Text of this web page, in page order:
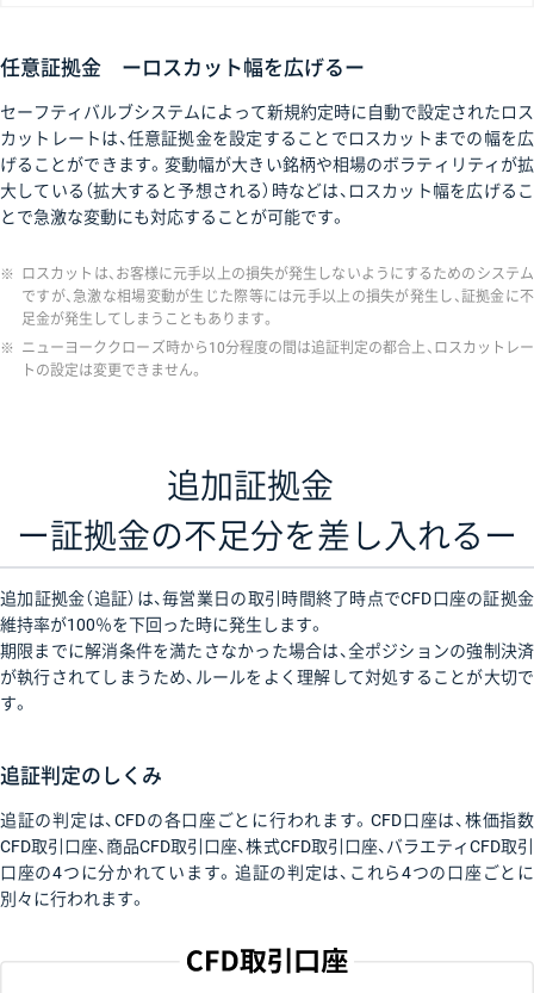
任意証拠金 ーロスカット幅を広げるー
セーフティバルブシステムによって新規約定時に自動で設定されたロス
カットレートは、任意証拠金を設定することでロスカットまでの幅を広
げることができます。変動幅が大きい銘柄や相場のボラティリティが拡
大している（拡大すると予想される）時などは、ロスカット幅を広げるこ
とで急激な変動にも対応することが可能です。
※
ロスカットは、お客様に元手以上の損失が発生しないようにするためのシステム
ですが、急激な相場変動が生じた際等には元手以上の損失が発生し、証拠金に不
足金が発生してしまうこともあります。
※ ニューヨーククローズ時から10分程度の間は追証判定の都合上、ロスカットレー
トの設定は変更できません。
追加証拠金
ー証拠金の不足分を差し入れるー
追加証拠金（追証）は、毎営業日の取引時間終了時点でCFD口座の証拠金
維持率が100％を下回った時に発生します。
期限までに解消条件を満たさなかった場合は、全ポジションの強制決済
が執行されてしまうため、ルールをよく理解して対処することが大切で
す。
追証判定のしくみ
追証の判定は、CFDの各口座ごとに行われます。CFD口座は、株価指数
CFD取引口座、商品CFD取引口座、株式CFD取引口座、バラエティCFD取引
口座の4つに分かれています。追証の判定は、これら4つの口座ごとに
別々に行われます。